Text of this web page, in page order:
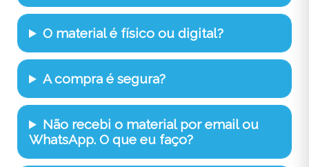
O material é físico ou digital?
A compra é segura?
Não recebi o material por email ou
WhatsApp. O que eu faço?